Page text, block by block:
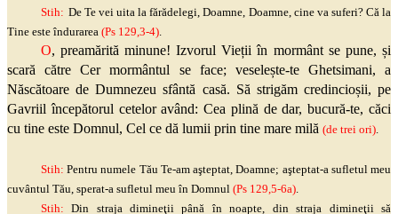
Stih: De Te vei uita la fărădelegi, Doamne, Doamne, cine va suferi?Că la
Tine este îndurarea (Ps 129,3-4)
O, preamărită minune! Izvorul Vieții în mormânt se pune, și
scară către Cer mormântul se face; veselește-te Ghetsimani, a
Născătoare de Dumnezeu sfântă casă. Să strigăm credincioșii, pe
Gavriil începătorul cetelor având: Cea plină de dar, bucură-te, căci
cu tine este Domnul, Cel ce dă lumii prin tine mare milă (de trei ori)
Stih: Pentru numele Tău Te-amaşteptat, Doamne; aşteptat-a sufletul meu
cuvântul Tău, sperat-a sufletul meu în Domnul (Ps 129,5-6a).
Stih: Din strajadimineţii până în noapte, din straja dimineţiisă